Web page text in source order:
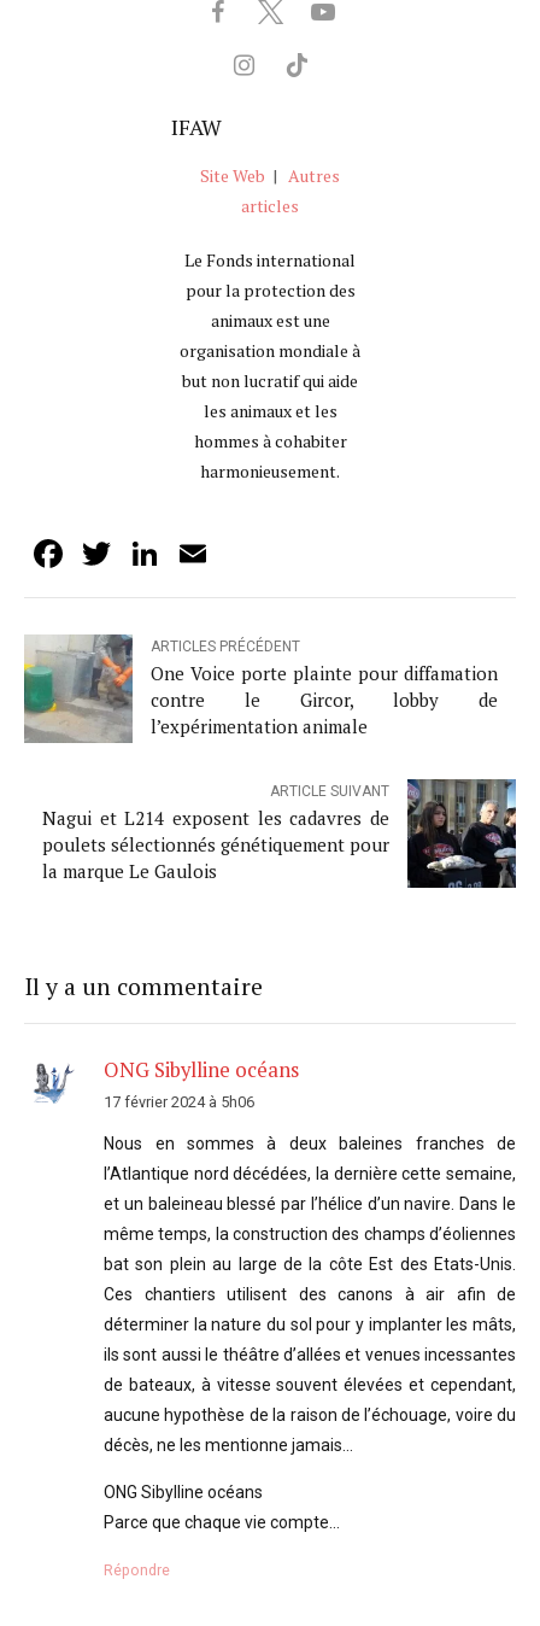
IFAW
Site Web | Autres
articles
Le Fonds international
pour la protection des
animaux est une
organisation mondiale à
but non lucratif qui aide
les animaux et les
hommes à cohabiter
harmonieusement.
Facebook
TwitterLinkedIn
ARTICLES PRÉCÉDENT
One Voice porte plainte pour diffamation
contre le Gircor, lobby de
l’expérimentation animale
ARTICLE SUIVANT
Nagui et L214 exposent les cadavres de
poulets sélectionnés génétiquement pour
la marque Le Gaulois
Il y a un commentaire
ONG Sibylline océans
17 février 2024 à 5h06
Nous en sommes à deux baleines franches de
l’Atlantique nord décédées, la dernière cette semaine,
et un baleineau blessé par l’hélice d’un navire. Dans le
même temps, la construction des champs d’éoliennes
bat son plein au large de la côte Est des Etats-Unis.
Ces chantiers utilisent des canons à air afin de
déterminer la nature du sol pour y implanter les mâts,
ils sont aussi le théâtre d’allées et venues incessantes
de bateaux, à vitesse souvent élevées et cependant,
aucune hypothèse de la raison de l’échouage, voire du
décès, ne les mentionne jamais…
ONG Sibylline océans
Parce que chaque vie compte…
Répondre